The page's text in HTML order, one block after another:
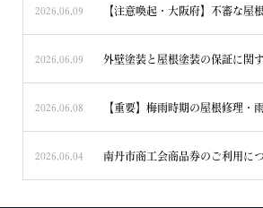
2026.06.09
2026.06.09 外壁塗装と屋根塗装の保証に関
2026.06.08
2026.06.04